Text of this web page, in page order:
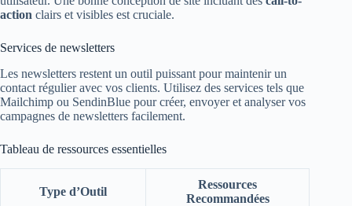
action clairs et visibles est cruciale.
Services de newsletters
Les newsletters restent un outil puissant pour maintenir un
contact régulier avec vos clients. Utilisez des services tels que
Mailchimp ou SendinBlue pour créer, envoyer et analyser vos
campagnes de newsletters facilement.
Tableau de ressources essentielles
Type d’Outil
Ressources
Recommandées